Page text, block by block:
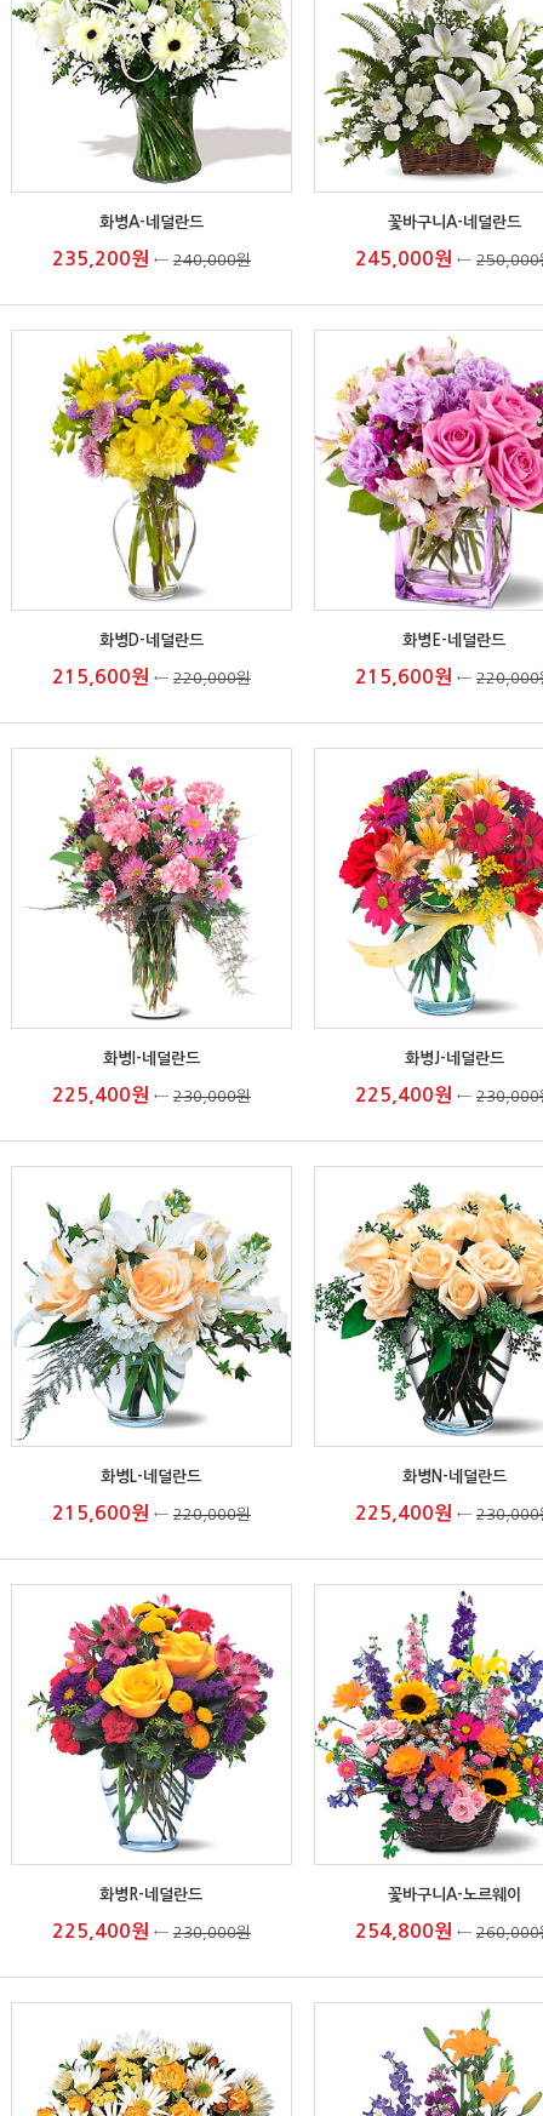
화병A-네덜란드
235,200원 ← 240,000원
꽃바구니A-네덜란드
245,000원 ← 250,000
화병D-네덜란드
215,600원 ← 220,000원
화병E-네덜란드
215,600원 ← 220,000
화병I-네덜란드
225,400원 ← 230,000원
화병J-네덜란드
225,400원 ← 230,000
화병L-네덜란드
215,600원 ← 220,000원
화병N-네덜란드
225,400원 ← 230,000
화병R-네덜란드
225,400원 ← 230,000원
꽃바구니A-노르웨이
254,800원 ← 260,000